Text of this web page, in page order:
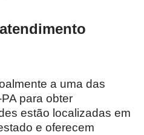
a uma das
para obter
estão localizadas em
e oferecem